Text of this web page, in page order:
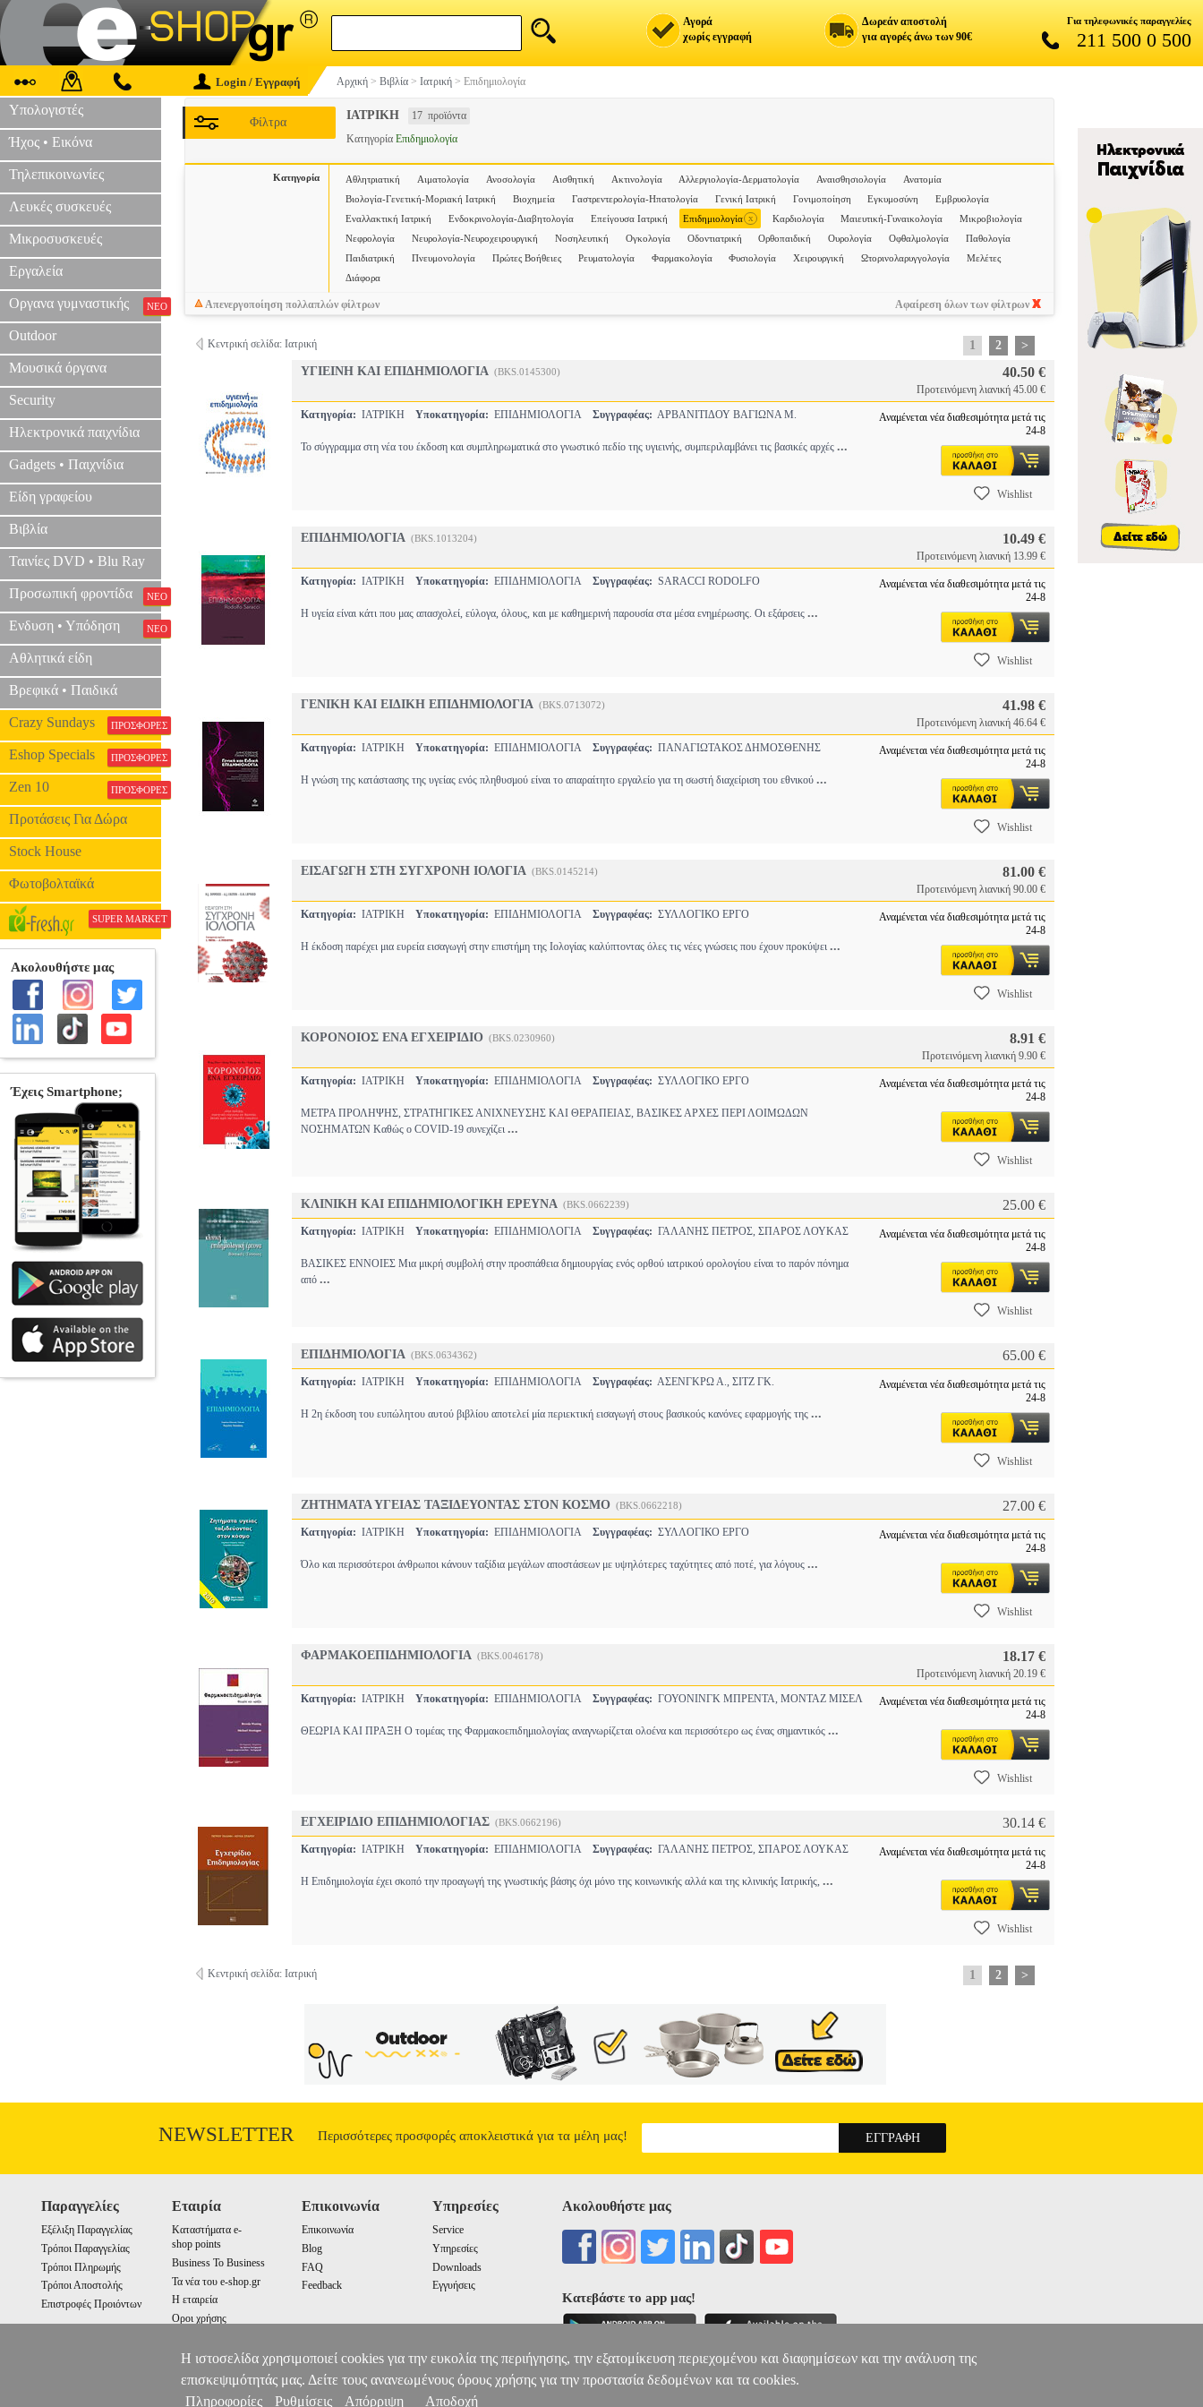
Αγορά
χωρίς εγγραφή
Δωρεάν αποστολή
για αγορές άνω των 90€
Για τηλεφωνικές παραγγελίες
211 500 0 500
Login / Εγγραφή Αρχική > Βιβλία > Ιατρική > Επιδημιολογία
Υπολογιστές
Ήχος • Εικόνα
Τηλεπικοινωνίες
Λευκές συσκευές
Μικροσυσκευές
Εργαλεία
Οργανα γυμναστικής ΝΕΟ
Outdoor
Μουσικά όργανα
Security
Ηλεκτρονικά παιχνίδια
Gadgets • Παιχνίδια
Είδη γραφείου
Βιβλία
Ταινίες DVD • Blu Ray
Προσωπική φροντίδα ΝΕΟ
Ενδυση • Υπόδηση ΝΕΟ
Αθλητικά είδη
Βρεφικά • Παιδικά
Crazy Sundays ΠΡΟΣΦΟΡΕΣ
Eshop Specials ΠΡΟΣΦΟΡΕΣ
Zen 10 ΠΡΟΣΦΟΡΕΣ
Προτάσεις Για Δώρα
Stock House
Φωτοβολταϊκά
SUPER MARKET
ΙΑΤΡΙΚΗ 17 προϊόντα
Φίλτρα
Κατηγορία Επιδημιολογία
Κατηγορία Αθλητριατική Αιματολογία Ανοσολογία Αισθητική Ακτινολογία Αλλεργιολογία-Δερματολογία Αναισθησιολογία
Ανατομία
Βιολογία-Γενετική-Μοριακή Ιατρική
Βιοχημεία Γαστρεντερολογία-Ηπατολογία Γενική Ιατρική Γονιμοποίηση Εγκυμοσύνη
Εμβρυολογία
Εναλλακτική Ιατρική
Ενδοκρινολογία-Διαβητολογία Επείγουσα Ιατρική Επιδημιολογία x Καρδιολογία Μαιευτική-Γυναικολογία
Μικροβιολογία
Νεφρολογία
Νευρολογία-Νευροχειρουργική Νοσηλευτική Ογκολογία Οδοντιατρική Ορθοπαιδική Ουρολογία Οφθαλμολογία
Παθολογία
Παιδιατρική
Πνευμονολογία Πρώτες Βοήθειες Ρευματολογία Φαρμακολογία Φυσιολογία Χειρουργική Ωτορινολαρυγγολογία
Μελέτες
Διάφορα
Απενεργοποίηση πολλαπλών φίλτρων Αφαίρεση όλων των φίλτρων
Κεντρική σελίδα: Ιατρική 1 2
>
ΥΓΙΕΙΝΗ ΚΑΙ ΕΠΙΔΗΜΙΟΛΟΓΙΑ (BKS.0145300) 40.50 €
Προτεινόμενη λιανική 45.00 €
Κατηγορία: ΙΑΤΡΙΚΗ Υποκατηγορία: ΕΠΙΔΗΜΙΟΛΟΓΙΑ Συγγραφέας: ΑΡΒΑΝΙΤΙΔΟΥ ΒΑΓΙΩΝΑ Μ.
Το σύγγραμμα στη νέα του έκδοση και συμπληρωματικά στο γνωστικό πεδίο της υγιεινής, συμπεριλαμβάνει τις βασικές αρχές ...
Αναμένεται νέα διαθεσιμότητα μετά τις
24-8
Wishlist
ΕΠΙΔΗΜΙΟΛΟΓΙΑ (BKS.1013204) 10.49 €
Προτεινόμενη λιανική 13.99 €
Κατηγορία: ΙΑΤΡΙΚΗ Υποκατηγορία: ΕΠΙΔΗΜΙΟΛΟΓΙΑ Συγγραφέας: SARACCI RODOLFO
Η υγεία είναι κάτι που μας απασχολεί, εύλογα, όλους, και με καθημερινή παρουσία στα μέσα ενημέρωσης. Οι εξάρσεις ...
Αναμένεται νέα διαθεσιμότητα μετά τις
24-8
Wishlist
ΓΕΝΙΚΗ ΚΑΙ ΕΙΔΙΚΗ ΕΠΙΔΗΜΙΟΛΟΓΙΑ (BKS.0713072) 41.98 €
Προτεινόμενη λιανική 46.64 €
Κατηγορία: ΙΑΤΡΙΚΗ Υποκατηγορία: ΕΠΙΔΗΜΙΟΛΟΓΙΑ Συγγραφέας: ΠΑΝΑΓΙΩΤΑΚΟΣ ΔΗΜΟΣΘΕΝΗΣ
Η γνώση της κατάστασης της υγείας ενός πληθυσμού είναι το απαραίτητο εργαλείο για τη σωστή διαχείριση του εθνικού ...
Αναμένεται νέα διαθεσιμότητα μετά τις
24-8
Wishlist
ΕΙΣΑΓΩΓΗ ΣΤΗ ΣΥΓΧΡΟΝΗ ΙΟΛΟΓΙΑ (BKS.0145214) 81.00 €
Προτεινόμενη λιανική 90.00 €
Κατηγορία: ΙΑΤΡΙΚΗ Υποκατηγορία: ΕΠΙΔΗΜΙΟΛΟΓΙΑ Συγγραφέας: ΣΥΛΛΟΓΙΚΟ ΕΡΓΟ
Η έκδοση παρέχει μια ευρεία εισαγωγή στην επιστήμη της Ιολογίας καλύπτοντας όλες τις νέες γνώσεις που έχουν προκύψει ...
Αναμένεται νέα διαθεσιμότητα μετά τις
24-8
Wishlist
ΚΟΡΟΝΟΙΟΣ ΕΝΑ ΕΓΧΕΙΡΙΔΙΟ (BKS.0230960) 8.91 €
Προτεινόμενη λιανική 9.90 €
Κατηγορία: ΙΑΤΡΙΚΗ Υποκατηγορία: ΕΠΙΔΗΜΙΟΛΟΓΙΑ Συγγραφέας: ΣΥΛΛΟΓΙΚΟ ΕΡΓΟ
ΜΕΤΡΑ ΠΡΟΛΗΨΗΣ, ΣΤΡΑΤΗΓΙΚΕΣ ΑΝΙΧΝΕΥΣΗΣ ΚΑΙ ΘΕΡΑΠΕΙΑΣ, ΒΑΣΙΚΕΣ ΑΡΧΕΣ ΠΕΡΙ ΛΟΙΜΩΔΩΝ
ΝΟΣΗΜΑΤΩΝ Καθώς ο COVID-19 συνεχίζει ...
Αναμένεται νέα διαθεσιμότητα μετά τις
24-8
Wishlist
ΚΛΙΝΙΚΗ ΚΑΙ ΕΠΙΔΗΜΙΟΛΟΓΙΚΗ ΕΡΕΥΝΑ (BKS.0662239) 25.00 €
Κατηγορία: ΙΑΤΡΙΚΗ Υποκατηγορία: ΕΠΙΔΗΜΙΟΛΟΓΙΑ Συγγραφέας: ΓΑΛΑΝΗΣ ΠΕΤΡΟΣ, ΣΠΑΡΟΣ ΛΟΥΚΑΣ
ΒΑΣΙΚΕΣ ΕΝΝΟΙΕΣ Μια μικρή συμβολή στην προσπάθεια δημιουργίας ενός ορθού ιατρικού ορολογίου είναι το παρόν πόνημα
από ...
Αναμένεται νέα διαθεσιμότητα μετά τις
24-8
Wishlist
ΕΠΙΔΗΜΙΟΛΟΓΙΑ (BKS.0634362) 65.00 €
Κατηγορία: ΙΑΤΡΙΚΗ Υποκατηγορία: ΕΠΙΔΗΜΙΟΛΟΓΙΑ Συγγραφέας: ΑΣΕΝΓΚΡΩ Α., ΣΙΤΖ ΓΚ.
H 2η έκδοση του ευπώλητου αυτού βιβλίου αποτελεί μία περιεκτική εισαγωγή στους βασικούς κανόνες εφαρμογής της ...
Αναμένεται νέα διαθεσιμότητα μετά τις
24-8
Wishlist
ΖΗΤΗΜΑΤΑ ΥΓΕΙΑΣ ΤΑΞΙΔΕΥΟΝΤΑΣ ΣΤΟΝ ΚΟΣΜΟ (BKS.0662218) 27.00 €
Κατηγορία: ΙΑΤΡΙΚΗ Υποκατηγορία: ΕΠΙΔΗΜΙΟΛΟΓΙΑ Συγγραφέας: ΣΥΛΛΟΓΙΚΟ ΕΡΓΟ
Όλο και περισσότεροι άνθρωποι κάνουν ταξίδια μεγάλων αποστάσεων με υψηλότερες ταχύτητες από ποτέ, για λόγους ...
Αναμένεται νέα διαθεσιμότητα μετά τις
24-8
Wishlist
ΦΑΡΜΑΚΟΕΠΙΔΗΜΙΟΛΟΓΙΑ (BKS.0046178) 18.17 €
Προτεινόμενη λιανική 20.19 €
Κατηγορία: ΙΑΤΡΙΚΗ Υποκατηγορία: ΕΠΙΔΗΜΙΟΛΟΓΙΑ Συγγραφέας: ΓΟΥΟΝΙΝΓΚ ΜΠΡΕΝΤΑ, ΜΟΝΤΑΖ ΜΙΣΕΛ
ΘΕΩΡΙΑ ΚΑΙ ΠΡΑΞΗ Ο τομέας της Φαρμακοεπιδημιολογίας αναγνωρίζεται ολοένα και περισσότερο ως ένας σημαντικός ...
Αναμένεται νέα διαθεσιμότητα μετά τις
24-8
Wishlist
ΕΓΧΕΙΡΙΔΙΟ ΕΠΙΔΗΜΙΟΛΟΓΙΑΣ (BKS.0662196) 30.14 €
Κατηγορία: ΙΑΤΡΙΚΗ Υποκατηγορία: ΕΠΙΔΗΜΙΟΛΟΓΙΑ Συγγραφέας: ΓΑΛΑΝΗΣ ΠΕΤΡΟΣ, ΣΠΑΡΟΣ ΛΟΥΚΑΣ
Η Επιδημιολογία έχει σκοπό την προαγωγή της γνωστικής βάσης όχι μόνο της κοινωνικής αλλά και της κλινικής Ιατρικής, ...
Αναμένεται νέα διαθεσιμότητα μετά τις
24-8
Wishlist
Κεντρική σελίδα: Ιατρική 1 2 >
NEWSLETTER Περισσότερες προσφορές αποκλειστικά για τα μέλη μας!
Παραγγελίες
Εξέλιξη Παραγγελίας
Τρόποι Παραγγελίας
Τρόποι Πληρωμής
Τρόποι Αποστολής
Επιστροφές Προιόντων
Εταιρία
Καταστήματα e-
shop points
Business To Business
Τα νέα του e-shop.gr
Η εταιρεία
Οροι χρήσης
Επικοινωνία
Επικοινωνία
Blog
FAQ
Feedback
Υπηρεσίες
Service
Υπηρεσίες
Downloads
Εγγυήσεις
Ακολουθήστε μας
Κατεβάστε το app μας!
Η ιστοσελίδα χρησιμοποιεί cookies για την ευκολία της περιήγησης, την εξατομίκευση περιεχομένου και διαφημίσεων και την ανάλυση της
επισκεψιμότητάς μας. Δείτε τους ανανεωμένους όρους χρήσης για την προστασία δεδομένων και τα cookies.
Πληροφορίες
Ρυθμίσεις Απόρριψη Αποδοχή